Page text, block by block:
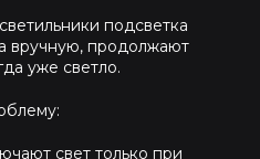
подсветка
вручную, продолжают
уже светло.
свет только при